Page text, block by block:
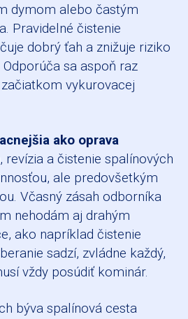
dymom alebo častým
Pravidelné čistenie
dobrý ťah a znižuje riziko
sa aspoň raz
vykurovacej
ako oprava
revízia a čistenie spalínových
ale predovšetkým
Včasný zásah odborníka
nehodám aj drahým
ako napríklad čistenie
sadzí, zvládne každý,
vždy posúdiť kominár.
býva spalínová cesta